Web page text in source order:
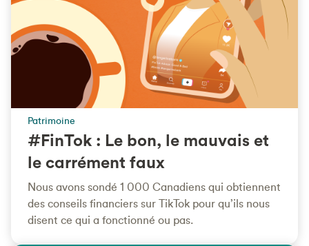
Patrimoine
#FinTok : Le bon, le mauvais et
le carrément faux
Nous avons sondé 1 000 Canadiens qui obtiennent
des conseils financiers sur TikTok pour qu’ils nous
disent ce qui a fonctionné ou pas.